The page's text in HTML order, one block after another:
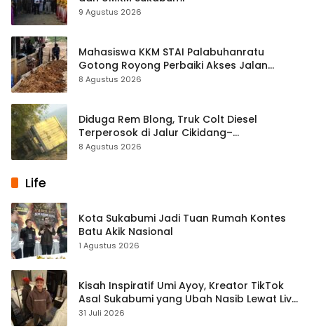
9 Agustus 2026
Mahasiswa KKM STAI Palabuhanratu
Gotong Royong Perbaiki Akses Jalan
Majelis Ta’lim di Sagaranten
8 Agustus 2026
Diduga Rem Blong, Truk Colt Diesel
Terperosok di Jalur Cikidang–
Palabuhanratu
8 Agustus 2026
Life
Kota Sukabumi Jadi Tuan Rumah Kontes
Batu Akik Nasional
1 Agustus 2026
Kisah Inspiratif Umi Ayoy, Kreator TikTok
Asal Sukabumi yang Ubah Nasib Lewat Live
Streaming
31 Juli 2026